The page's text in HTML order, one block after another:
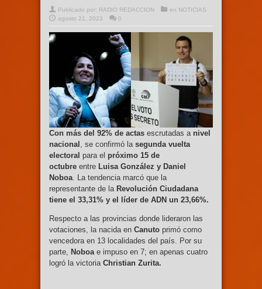
Publicado por: RADIO REDACCION en NOTICIAS
agosto 21, 2023
0
Con más del 92% de actas escrutadas a nivel
nacional , se confirmó la segunda vuelta
electoral para el próximo 15 de
octubre entre Luisa González y Daniel
Noboa. La tendencia marcó que la
representante de la Revolución Ciudadana
tiene el 33,31% y el líder de ADN un 23,66%.
Respecto a las provincias donde lideraron las
votaciones, la nacida en Canuto primó como
vencedora en 13 localidades del país. Por su
parte, Noboae impuso en 7; en apenas cuatro
logró la victoria Christian Zurita.